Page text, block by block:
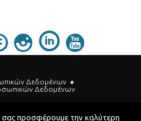
Δεδομένων
Δεδομένων
σας προσφέρουμε την καλύτερη